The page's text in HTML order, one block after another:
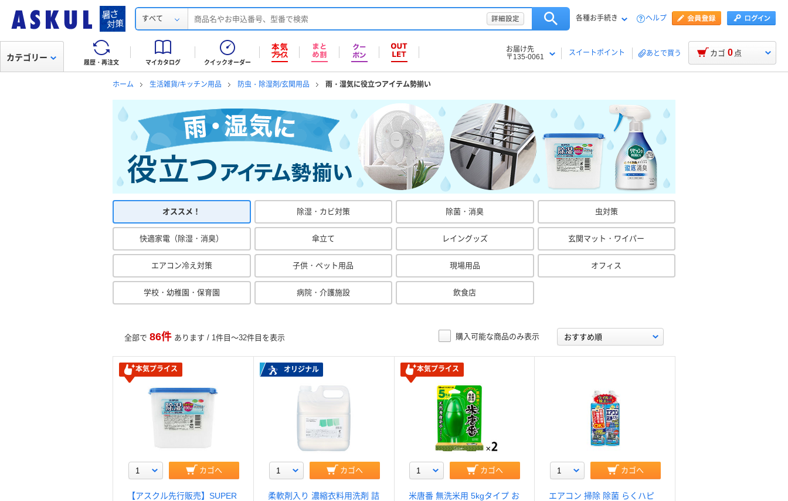
すべて 詳細設定 各種お手続き ヘルプ
履歴・再注文 マイカタログ クイックオーダー
お届け先
〒135-0061
スイートポイント あとで買う
カテゴリー カゴ 0 点
ホーム 生活雑貨/キッチン用品 防虫・除湿剤/玄関用品 雨・湿気に役立つアイテム勢揃い
オススメ！ 除湿・カビ対策 除菌・消臭 虫対策
快適家電（除湿・消臭） 傘立て レイングッズ 玄関マット・ワイパー
エアコン冷え対策 子供・ペット用品 現場用品 オフィス
学校・幼稚園・保育園 病院・介護施設 飲食店
全部で 86件 あります / 1件目～32件目を表示 購入可能な商品のみ表示
本気プライス
カゴへ
【アスクル先行販売】SUPER
オリジナル
カゴへ
柔軟剤入り 濃縮衣料用洗剤 詰
本気プライス
カゴへ
米唐番 無洗米用 5kgタイプ お
カゴへ
エアコン 掃除 除菌 らくハピ